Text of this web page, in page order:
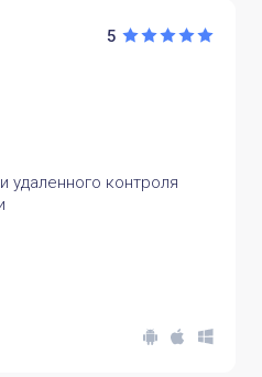
5
удаленного контроля